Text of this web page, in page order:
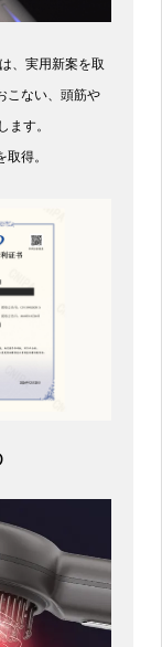
、実用新案を取
こない、頭筋や
す。
得。